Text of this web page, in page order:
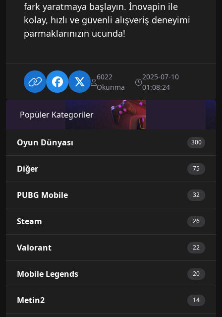
fark yaratmaya başlayın. İnovapin ile
kolay, hızlı ve güvenli alışveriş deneyimi
parmaklarınızın ucunda!
6022
Okunma
2025-07-10
01:08:24
Popüler Kategoriler
Oyun Dünyası 300
Diğer 75
PUBG Mobile 32
Steam 26
Valorant 22
Mobile Legends 20
Metin2 14